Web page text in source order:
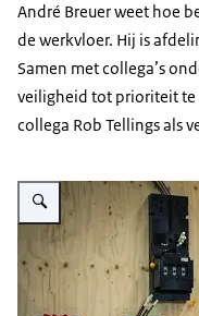
André Breuer weet hoe
de werkvloer. Hij is
Samen met collega’s
veiligheid tot prioriteit
collega Rob Tellings als
Vergroot afbeelding Andre